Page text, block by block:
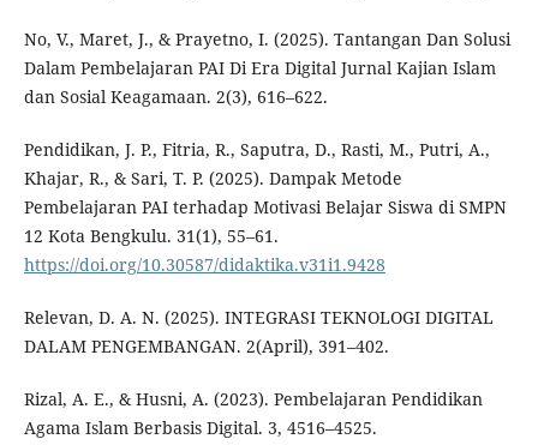
No, V., Maret, J., & Prayetno, I. (2025). Tantangan Dan Solusi
Dalam Pembelajaran PAI Di Era Digital Jurnal Kajian Islam
dan Sosial Keagamaan. 2(3), 616–622.
Pendidikan, J. P., Fitria, R., Saputra, D., Rasti, M., Putri, A.,
Khajar, R., & Sari, T. P. (2025). Dampak Metode
Pembelajaran PAI terhadap Motivasi Belajar Siswa di SMPN
12 Kota Bengkulu. 31(1), 55–61.
https://doi.org/10.30587/didaktika.v31i1.9428
Relevan, D. A. N. (2025). INTEGRASI TEKNOLOGI DIGITAL
DALAM PENGEMBANGAN. 2(April), 391–402.
Rizal, A. E., & Husni, A. (2023). Pembelajaran Pendidikan
Agama Islam Berbasis Digital. 3, 4516–4525.